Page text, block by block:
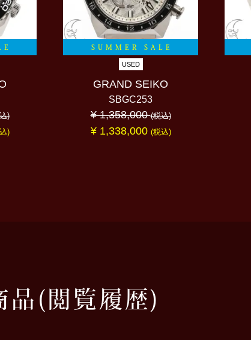
)
)
SUMMER SALE
USED
GRAND SEIKO
SBGC253
¥ 1,358,000(税込)
¥ 1,338,000 (税込)
品 (閲覧履歴)